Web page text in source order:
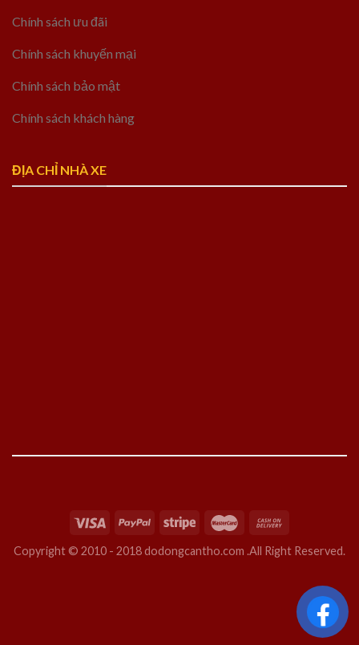
Chính sách ưu đãi
Chính sách khuyến mại
Chính sách bảo mật
Chính sách khách hàng
ĐỊA CHỈ NHÀ XE
Copyright © 2010 - 2018 dodongcantho.com .All Right Reserved.